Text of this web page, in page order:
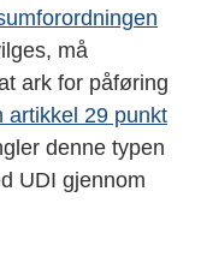
må
ark for påføring
artikkel 29 punkt
denne typen
UDI gjennom